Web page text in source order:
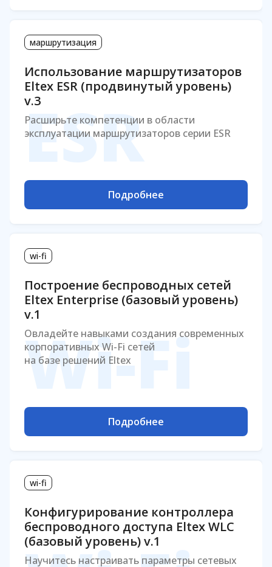
маршрутизация
Использование маршрутизаторов
Eltex ESR (продвинутый уровень)
v.3
Расширьте компетенции в области
эксплуатации маршрутизаторов серии ESR
Подробнее
ESR
wi-fi
Построение беспроводных сетей
Eltex Enterprise (базовый уровень)
v.1
Овладейте навыками создания современных
корпоративных Wi-Fi сетей
на базе решений Eltex
Подробнее
Wi-Fi
wi-fi
Конфигурирование контроллера
беспроводного доступа Eltex WLC
(базовый уровень) v.1
Научитесь настраивать параметры сетевых